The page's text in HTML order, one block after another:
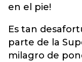
en el pie!
Es tan
parte de la
milagro de